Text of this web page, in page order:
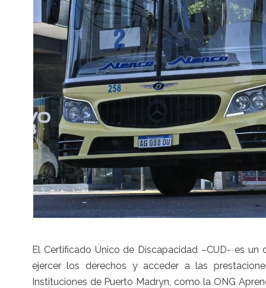
El Certificado Único de Discapacidad –CUD- es
ejercer los derechos y acceder a las
Instituciones de Puerto Madryn, como la ONG